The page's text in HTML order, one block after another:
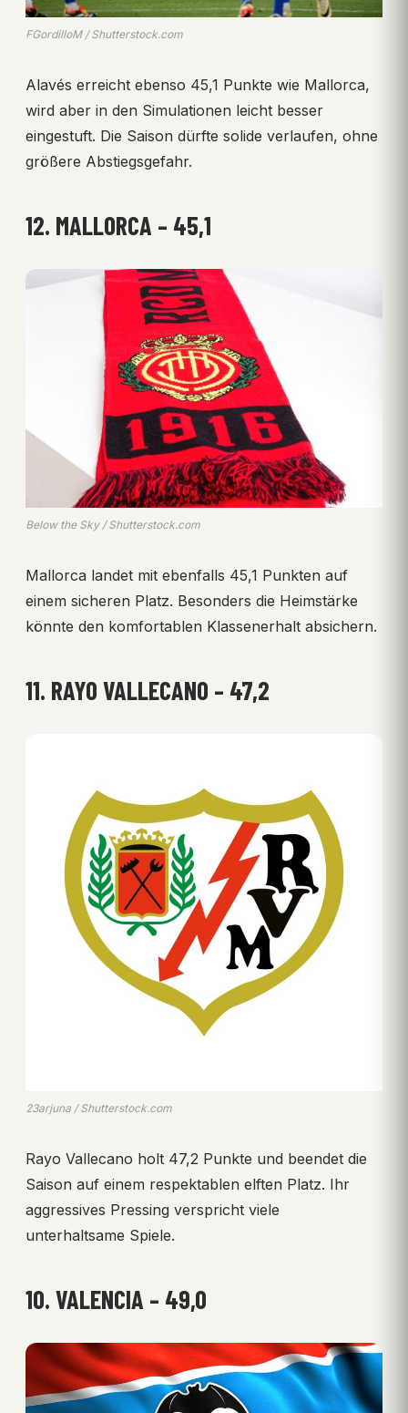
FGordilloM / Shutterstock.com
Alavés erreicht ebenso 45,1 Punkte wie Mallorca,
wird aber in den Simulationen leicht besser
eingestuft. Die Saison dürfte solide verlaufen, ohne
größere Abstiegsgefahr.
12. MALLORCA – 45,1
Below the Sky / Shutterstock.com
Mallorca landet mit ebenfalls 45,1 Punkten auf
einem sicheren Platz. Besonders die Heimstärke
könnte den komfortablen Klassenerhalt absichern.
11. RAYO VALLECANO – 47,2
23arjuna / Shutterstock.com
Rayo Vallecano holt 47,2 Punkte und beendet die
Saison auf einem respektablen elften Platz. Ihr
aggressives Pressing verspricht viele
unterhaltsame Spiele.
10. VALENCIA – 49,0